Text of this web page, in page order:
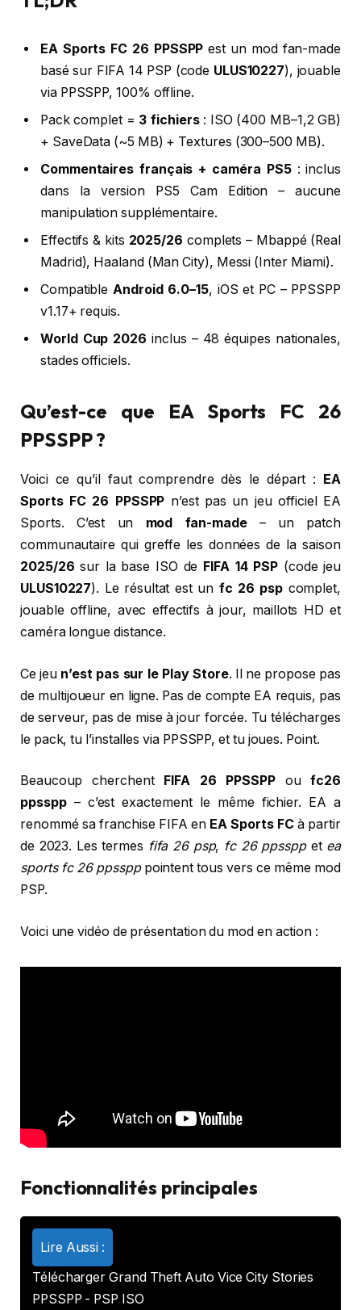
EA Sports FC 26 PPSSPP est un mod fan-made
basé sur FIFA 14 PSP (code ULUS10227), jouable
via PPSSPP, 100% offline.
Pack complet = 3 fichiers: ISO (400 MB–1,2 GB)
+ SaveData (~5 MB) + Textures (300–500 MB).
Commentaires français + caméra PS5: inclus
dans la version PS5 Cam Edition – aucune
manipulation supplémentaire.
Effectifs & kits 2025/26 complets – Mbappé (Real
Madrid), Haaland (Man City), Messi (Inter Miami).
CompatibleAndroid 6.0–15, iOS et PC – PPSSPP
v1.17+ requis.
World Cup 2026 inclus – 48 équipes nationales,
stades officiels.
Qu’est-ce que EA Sports FC 26
PPSSPP ?
Voici ce qu’il faut comprendre dès le départ :
EA
Sports FC 26 PPSSPP n’est pas un jeu officiel EA
Sports. C’est un mod fan-made– un patch
communautaire qui greffe les données de la saison
2025/26 sur la base ISO de FIFA 14 PSP (code jeu
ULUS10227). Le résultat est un fc 26 psp complet,
jouable offline, avec effectifs à jour, maillots HD et
caméra longue distance.
Ce jeu n’est pas sur le Play Store. Il ne propose pas
de multijoueur en ligne. Pas de compte EA requis, pas
de serveur, pas de mise à jour forcée. Tu télécharges
le pack, tu l’installes via PPSSPP, et tu joues. Point.
Beaucoup cherchent FIFA 26 PPSSPPoufc26
ppsspp– c’est exactement le même fichier. EA a
renommé sa franchise FIFA en EA Sports FC à partir
de 2023. Les termes fifa 26 psp, fc 26 ppssppet ea
sports fc 26 ppsspppointent tous vers ce même mod
PSP.
Voici une vidéo de présentation du mod en action :
Fonctionnalités principales
Lire Aussi :
Télécharger Grand Theft Auto Vice City Stories
PPSSPP - PSP ISO